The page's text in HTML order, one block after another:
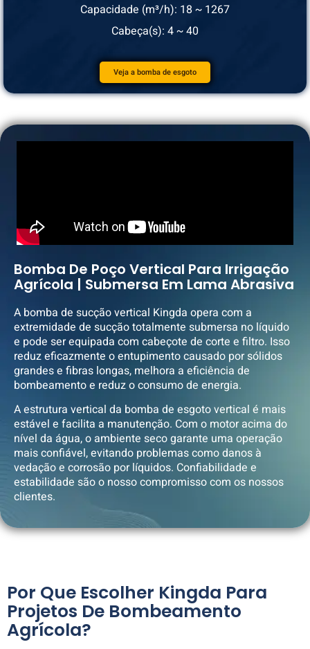
Capacidade (m³/h): 18 ~ 1267
Cabeça(s): 4 ~ 40
Veja a bomba de esgoto
Bomba De Poço Vertical Para Irrigação
Agrícola | Submersa Em Lama Abrasiva
A bomba de sucção vertical Kingda opera com a
extremidade de sucção totalmente submersa no líquido
e pode ser equipada com cabeçote de corte e filtro. Isso
reduz eficazmente o entupimento causado por sólidos
grandes e fibras longas, melhora a eficiência de
bombeamento e reduz o consumo de energia.
A estrutura vertical da bomba de esgoto vertical é mais
estável e facilita a manutenção. Com o motor acima do
nível da água, o ambiente seco garante uma operação
mais confiável, evitando problemas como danos à
vedação e corrosão por líquidos. Confiabilidade e
estabilidade são o nosso compromisso com os nossos
clientes.
Por Que Escolher Kingda Para
Projetos De Bombeamento
Agrícola?